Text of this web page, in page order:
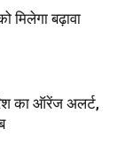
मिलेगा बढ़ावा
का ऑरेंज अलर्ट,